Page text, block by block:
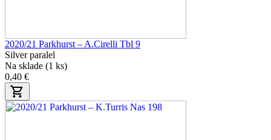
2020/21 Parkhurst – A.Cirelli Tbl 9
Silver paralel
Na sklade (1 ks)
0,40 €